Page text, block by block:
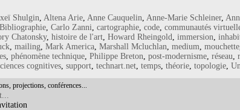
Shulgin, Altena Arie, Anne Cauquelin, Anne-Marie Schleiner,
Bibliographie, Carlo Zanni, cartographie, code, communautés
Chatonsky, histoire de l'art, Howard Rheingold, immersion,
, mailing, Mark America, Marshall Mcluchlan, medium, mouchette
, phénomène technique, Philippe Breton, post-modernisme, réseau,
cognitives, support, technart.net, temps, théorie, topologie,
projections, conférences...